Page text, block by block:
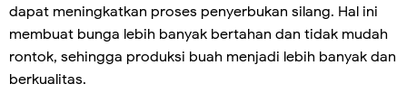
dapat meningkatkan proses penyerbukan silang. Hal ini
membuat bunga lebih banyak bertahan dan tidak mudah
rontok, sehingga produksi buah menjadi lebih banyak dan
berkualitas.